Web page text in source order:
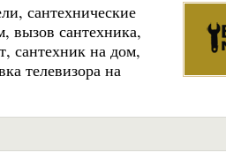
сантехнические
вызов сантехника,
сантехник на дом,
телевизора на